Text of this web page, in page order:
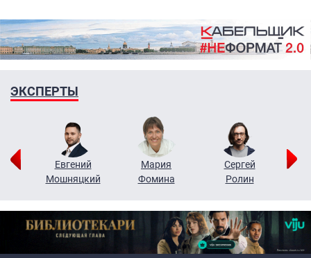
ЭКСПЕРТЫ
Евгений
Мошняцкий
Мария
Фомина
Сергей
Ролин